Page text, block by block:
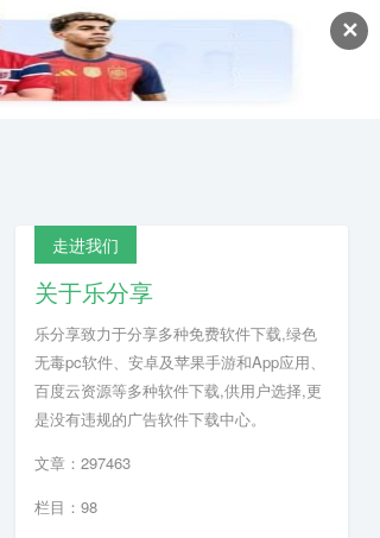
✕
走进我们
关于乐分享
乐分享致力于分享多种免费软件下载,绿色
无毒pc软件、安卓及苹果手游和App应用、
百度云资源等多种软件下载,供用户选择,更
是没有违规的广告软件下载中心。
文章：297463
栏目：98